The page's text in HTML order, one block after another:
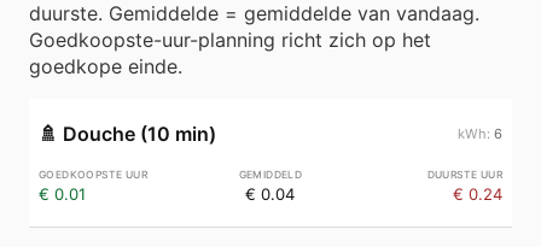
duurste. Gemiddelde = gemiddelde van vandaag.
Goedkoopste-uur-planning richt zich op het
goedkope einde.
🚿 Douche (10 min) 6
€ 0.01 € 0.04 € 0.24